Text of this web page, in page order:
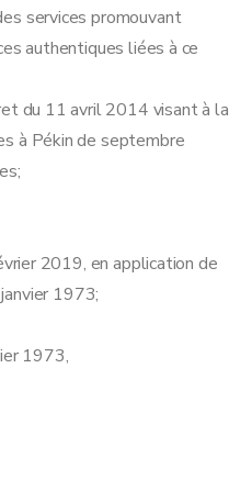
services promouvant
authentiques liées à ce
du 11 avril 2014 visant à la
à Pékin de septembre
2019, en application de
1973;
1973,